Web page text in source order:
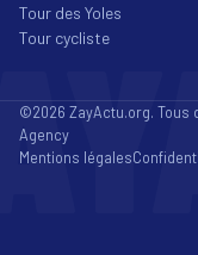
Tour des Yoles
Tour cycliste
©2026 ZayActu.org. Tous
Agency
Mentions légales